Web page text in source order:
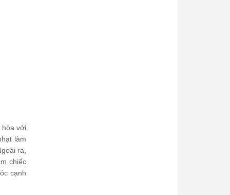
hòa với
làm
ra,
chiếc
cạnh